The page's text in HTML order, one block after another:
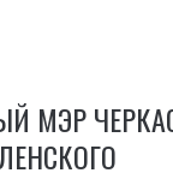
МЭР